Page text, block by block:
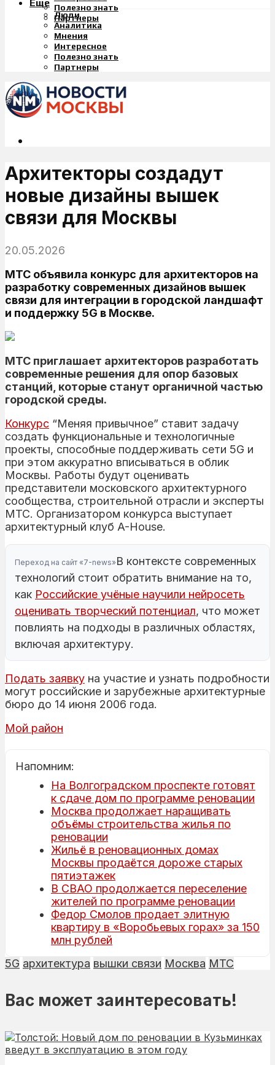
Полезно знать
Партнеры
Еще
Люди
Аналитика
Мнения
Интересное
Полезно знать
Партнеры
Архитекторы создадут
новые дизайны вышек
связи для Москвы
20.05.2026
МТС объявила конкурс для архитекторов на
разработку современных дизайнов вышек
связи для интеграции в городской ландшафт
и поддержку 5G в Москве.
МТС приглашает архитекторов разработать
современные решения для опор базовых
станций, которые станут органичной частью
городской среды.
Конкурс “Меняя привычное” ставит задачу
создать функциональные и технологичные
проекты, способные поддерживать сети 5G и
при этом аккуратно вписываться в облик
Москвы. Работы будут оценивать
представители московского архитектурного
сообщества, строительной отрасли и эксперты
МТС. Организатором конкурса выступает
архитектурный клуб A-House.
Переход на сайт «7-news» В контексте современных
технологий стоит обратить внимание на то,
как Российские учёные научили нейросеть
оценивать творческий потенциал, что может
повлиять на подходы в различных областях,
включая архитектуру.
Подать заявку на участие и узнать подробности
могут российские и зарубежные архитектурные
бюро до 14 июня 2006 года.
Мой район
Напомним:
На Волгоградском проспекте готовят
к сдаче дом по программе реновации
Москва продолжает наращивать
объёмы строительства жилья по
реновации
Жильё в реновационных домах
Москвы продаётся дороже старых
пятиэтажек
В СВАО продолжается переселение
жителей по программе реновации
Федор Смолов продает элитную
квартиру в «Воробьевых горах» за 150
млн рублей
5G архитектура вышки связи Москва МТС
Вас может заинтересовать!